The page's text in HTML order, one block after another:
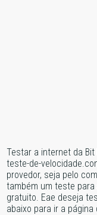
Testar a internet da
teste-de-
provedor, seja pelo
também um teste
gratuito. Eae deseja
abaixo para ir a